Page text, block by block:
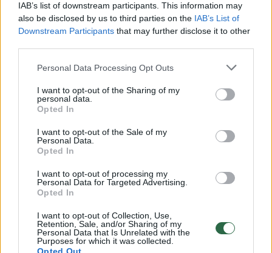
IAB’s list of downstream participants. This information may
also be disclosed by us to third parties on the IAB’s List of
Downstream Participants that may further disclose it to other
Personal Data Processing Opt Outs
I want to opt-out of the Sharing of my
personal data.
Opted In
I want to opt-out of the Sale of my
Personal Data.
Opted In
I want to opt-out of processing my
Personal Data for Targeted Advertising.
Opted In
I want to opt-out of Collection, Use,
Retention, Sale, and/or Sharing of my
Personal Data that Is Unrelated with the
Purposes for which it was collected.
00:00:30
Vaizdai iš tragiškos avarijos Vilniaus r.: dviejų moterų ir
vaiko gyvybių išgelbėti nepavyko
00:00:57
Savaitės vidurys nusimato karštas: temperatūra kils iki
32 laipsnių šilumos
Žinios | Orai
Nufilmavo, kaip patvino Vilniaus Vakarinis aplinkkelis:
vaizdas pribloškia
V. Zalužno pasisakymą laiko bandymu įsitvirtinti